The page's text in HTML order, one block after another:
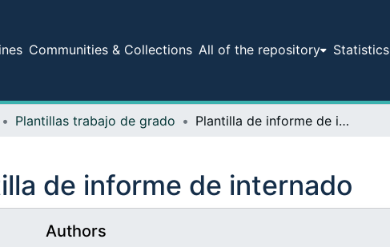
Communities & Collections All of the repository Statistics
Plantillas trabajo de grado Plantilla de informe de internado
de informe de internado
Authors